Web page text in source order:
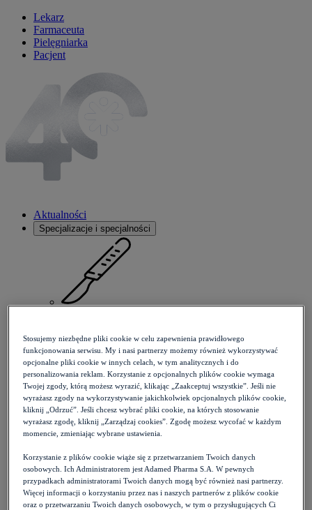
Lekarz
Farmaceuta
Pielęgniarka
Pacjent
Aktualności
Specjalizacje i specjalności
Pielęgniarstwo diabetologiczne
Pielęgniarstwo ginekologiczno-położnicze
Stosujemy niezbędne pliki cookie w celu zapewnienia prawidłowego
funkcjonowania serwisu. My i nasi partnerzy możemy również wykorzystywać
opcjonalne pliki cookie w innych celach, w tym analitycznych i do
personalizowania reklam. Korzystanie z opcjonalnych plików cookie wymaga
Twojej zgody, którą możesz wyrazić, klikając „Zaakceptuj wszystkie”. Jeśli nie
wyrażasz zgody na wykorzystywanie jakichkolwiek opcjonalnych plików cookie,
kliknij „Odrzuć”. Jeśli chcesz wybrać pliki cookie, na których stosowanie
wyrażasz zgodę, kliknij „Zarządzaj cookies”. Zgodę możesz wycofać w każdym
momencie, zmieniając wybrane ustawienia.
Korzystanie z plików cookie wiąże się z przetwarzaniem Twoich danych
osobowych. Ich Administratorem jest Adamed Pharma S.A. W pewnych
przypadkach administratorami Twoich danych mogą być również nasi partnerzy.
Więcej informacji o korzystaniu przez nas i naszych partnerów z plików cookie
oraz o przetwarzaniu Twoich danych osobowych, w tym o przysługujących Ci